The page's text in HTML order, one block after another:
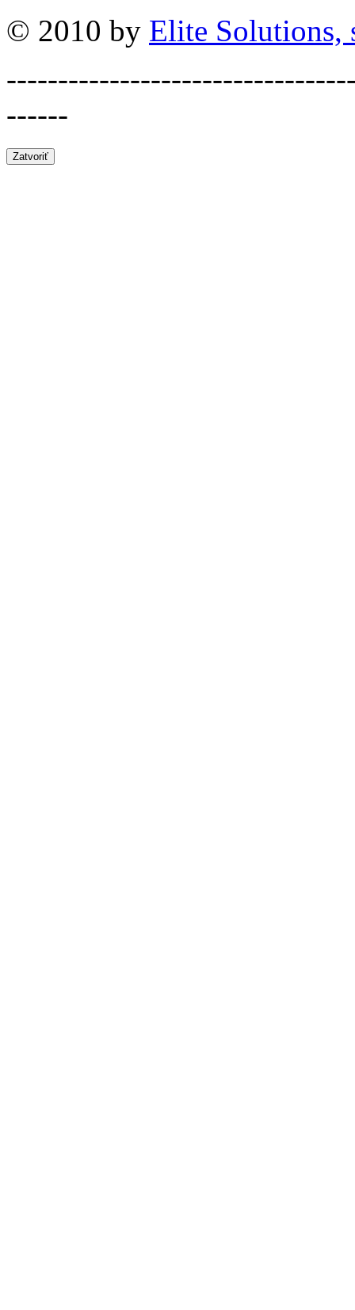
© 2010 by Elite Solutions,
------